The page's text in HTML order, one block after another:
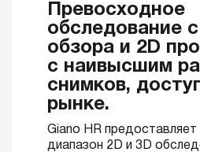
Превосходное
обследование
обзора и 2D
с наивысшим
снимков,
рынке.
Giano HR предоставляет
диапазон 2D и 3D